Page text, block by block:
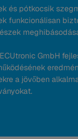
és pótkocsik
funkcionálisan
GmbH
a jövőben